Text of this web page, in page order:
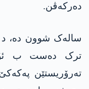
دەرکەڤن.
ترک دەست ب
تەرۆریستێن